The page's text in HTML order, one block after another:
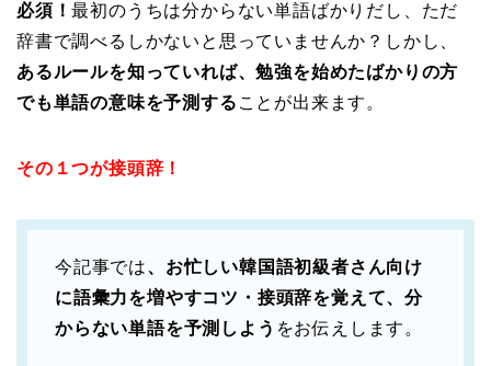
必須！最初のうちは分からない単語ばかりだし、ただ
辞書で調べるしかないと思っていませんか？しかし、
あるルールを知っていれば、勉強を始めたばかりの方
でも単語の意味を予測する ことが出来ます。
その１つが接頭辞！
今記事では、お忙しい韓国語初級者さん向け
に語彙力を増やすコツ・接頭辞を覚えて、分
からない単語を予測しよう をお伝えします。